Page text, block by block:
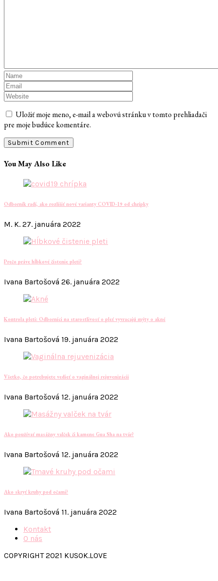
Uložiť moje meno, e-mail a webovú stránku v tomto prehliadači
pre moje budúce komentáre.
You May Also Like
Odborník radí, ako rozlíšiť nové varianty COVID-19 od chrípky
M. K. 27. januára 2022
Prečo práve hĺbkové čistenie pleti?
Ivana Bartošová 26. januára 2022
Kontrola pleti: Odborníci na starostlivosť o pleť vyvracajú mýty o akné
Ivana Bartošová 19. januára 2022
Všetko, čo potrebujete vedieť o vaginálnej rejuvenizácii
Ivana Bartošová 12. januára 2022
Ako používať masážny valček či kamene Gua Sha na tvár?
Ivana Bartošová 12. januára 2022
Ako skryť kruhy pod očami?
Ivana Bartošová 11. januára 2022
Kontakt
O nás
COPYRIGHT 2021 KUSOK.LOVE